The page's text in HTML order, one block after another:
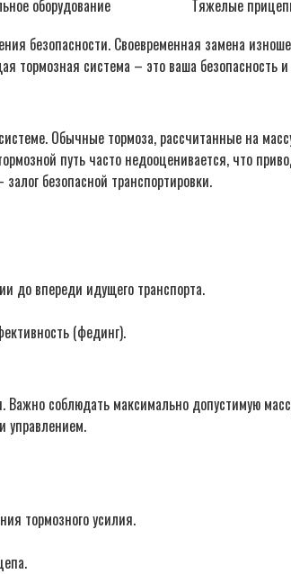
оборудование
Тяжелые
безопасности. Своевременная замена
тормозная система – это ваша безопасность
Обычные тормоза, рассчитанные на
путь часто недооценивается, что
безопасной транспортировки.
до впереди идущего транспорта.
(фединг).
Важно соблюдать максимально допустимую
управлением.
тормозного усилия.